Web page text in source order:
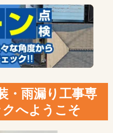
・雨漏り工事専
へようこそ